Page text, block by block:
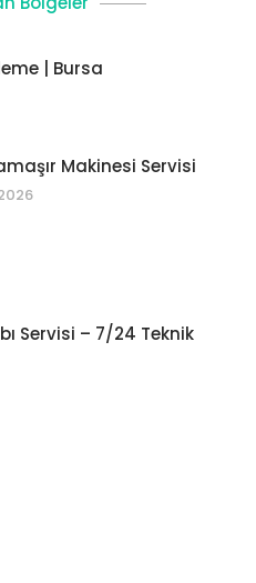
| Bursa
Makinesi Servisi
Servisi – 7/24 Teknik